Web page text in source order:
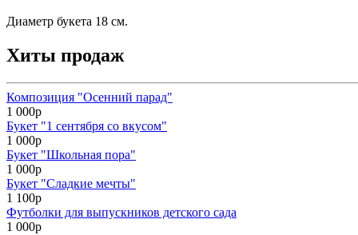
Диаметр букета 18 см.
Хиты продаж
Композиция "Осенний парад"
1 000р
Букет "1 сентября со вкусом"
1 000р
Букет "Школьная пора"
1 000р
Букет "Сладкие мечты"
1 100р
Футболки для выпускников детского сада
1 000р